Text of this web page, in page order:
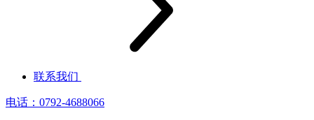
联系我们
电话：0792-4688066